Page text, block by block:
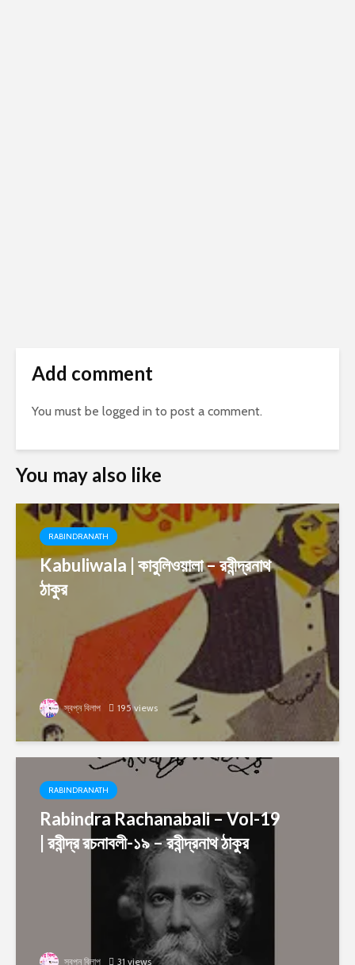
Add comment
You must be logged in to post a comment.
You may also like
RABINDRANATH
Kabuliwala | কাবুলিওয়ালা – রবীন্দ্রনাথ
ঠাকুর
স্বপ্ন বিলাপ 195 views
RABINDRANATH
Rabindra Rachanabali – Vol-19
| রবীন্দ্র রচনাবলী-১৯ – রবীন্দ্রনাথ ঠাকুর
স্বপ্ন বিলাপ 31 views